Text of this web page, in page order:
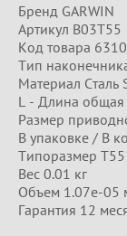
Бренд GARWIN
Артикул B03T55
Код товара
Тип
Материал Сталь
L - Длина
Размер
В упаковке / В
Типоразмер T55
Вес 0.01 кг
Объем 1.07e-05
Гарантия 12